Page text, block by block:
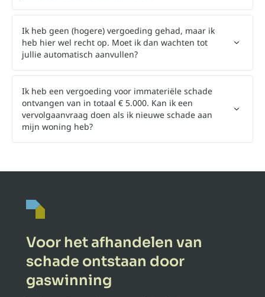
Ik heb geen (hogere) vergoeding gehad, maar ik
heb hier wel recht op. Moet ik dan wachten tot
jullie automatisch aanvullen?
Ik heb een vergoeding voor immateriële schade
ontvangen van in totaal € 5.000. Kan ik een
vervolgaanvraag doen als ik nieuwe schade aan
mijn woning heb?
Voor het afhandelen van
schade ontstaan door
gaswinning